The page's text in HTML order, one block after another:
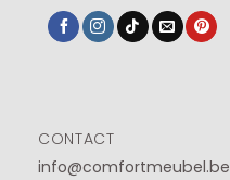
CONTACT
info@comfortmeubel.be